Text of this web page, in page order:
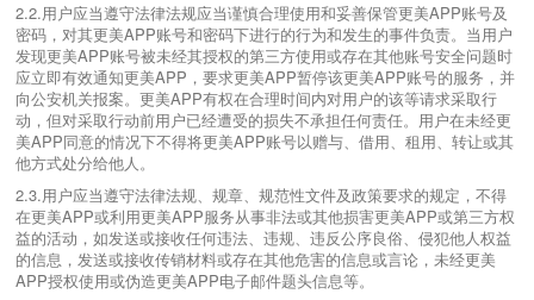
2.2.用户应当遵守法律法规应当谨慎合理使用和妥善保管更美APP账号及
密码，对其更美APP账号和密码下进行的行为和发生的事件负责。当用户
发现更美APP账号被未经其授权的第三方使用或存在其他账号安全问题时
应立即有效通知更美APP，要求更美APP暂停该更美APP账号的服务，并
向公安机关报案。更美APP有权在合理时间内对用户的该等请求采取行
动，但对采取行动前用户已经遭受的损失不承担任何责任。用户在未经更
美APP同意的情况下不得将更美APP账号以赠与、借用、租用、转让或其
他方式处分给他人。
2.3.用户应当遵守法律法规、规章、规范性文件及政策要求的规定，不得
在更美APP或利用更美APP服务从事非法或其他损害更美APP或第三方权
益的活动，如发送或接收任何违法、违规、违反公序良俗、侵犯他人权益
的信息，发送或接收传销材料或存在其他危害的信息或言论，未经更美
APP授权使用或伪造更美APP电子邮件题头信息等。